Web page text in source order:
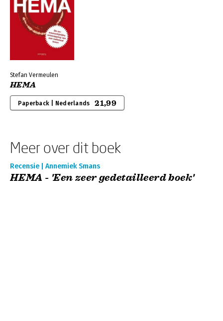
Stefan Vermeulen
HEMA
Paperback | Nederlands 21,99
Meer over dit boek
Recensie | Annemiek Smans
HEMA - 'Een zeer gedetailleerd boek'